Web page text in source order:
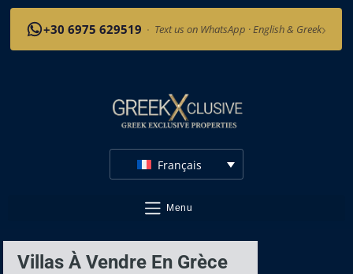
+30 6975 629519 · Text us on WhatsApp · English & Greek›
Français
Menu
Villas À Vendre En Grèce